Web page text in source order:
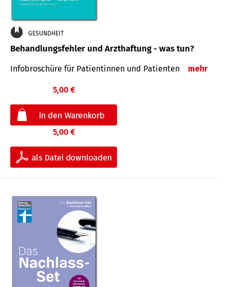
GESUNDHEIT
Behandlungsfehler und Arzthaftung - was tun?
Infobroschüre für Patientinnen und Patienten mehr
5,00 €
5,00 €